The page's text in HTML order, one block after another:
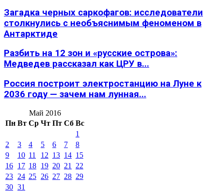
Загадка черных саркофагов: исследователи
столкнулись с необъяснимым феноменом в
Антарктиде
Разбить на 12 зон и «русские острова»:
Медведев рассказал как ЦРУ в...
Россия построит электростанцию на Луне к
2036 году — зачем нам лунная...
Май 2016
Пн Вт Ср Чт Пт Сб Вс
1
2
3 4 5 6 7
8
9
10 11 12 13 14 15
16 17 18 19 20 21
22
23 24 25 26 27 28 29
30 31